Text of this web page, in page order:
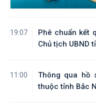
19:07
Phê chuẩn kết
Chủ tịch UBND
11:00
Thông qua hồ
thuộc tỉnh Bắc